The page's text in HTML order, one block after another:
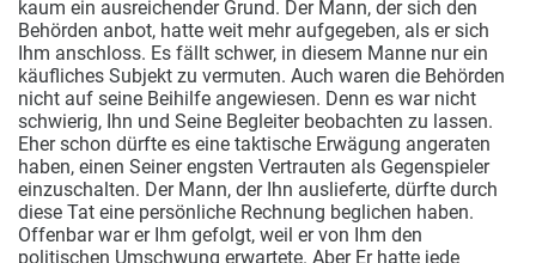
kaum ein ausreichender Grund. Der Mann, der sich den
Behörden anbot, hatte weit mehr aufgegeben, als er sich
Ihm anschloss. Es fällt schwer, in diesem Manne nur ein
käufliches Subjekt zu vermuten. Auch waren die Behörden
nicht auf seine Beihilfe angewiesen. Denn es war nicht
schwierig, Ihn und Seine Begleiter beobachten zu lassen.
Eher schon dürfte es eine taktische Erwägung angeraten
haben, einen Seiner engsten Vertrauten als Gegenspieler
einzuschalten. Der Mann, der Ihn auslieferte, dürfte durch
diese Tat eine persönliche Rechnung beglichen haben.
Offenbar war er Ihm gefolgt, weil er von Ihm den
politischen Umschwung erwartete. Aber Er hatte jede